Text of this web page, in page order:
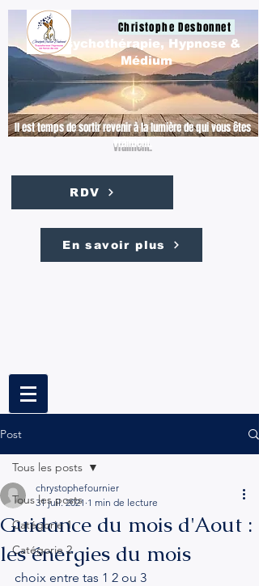
Christophe Desbonnet
Il est temps de sortir revenir à la lumière de qui vous êtes
vraiment.
Psychothérapie, Hypnose &
Médium
RDV
En savoir plus
Post
Tous les posts
Catégorie 1
Catégorie 2
Tous les posts
Guidance du mois d'Aout :
les énergies du mois
chrystophefournier
31 juil. 2021 1 min de lecture
choix entre tas 1 2 ou 3